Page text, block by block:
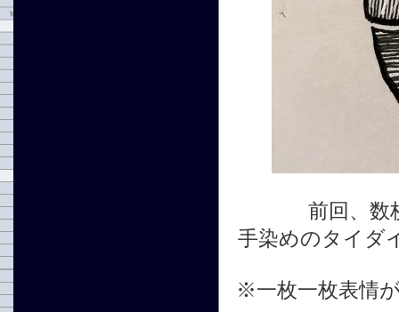
前回、数
手染めのタイダ
※一枚一枚表情